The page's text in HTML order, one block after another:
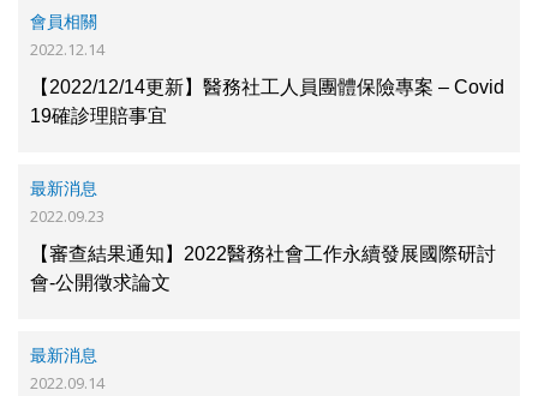
會員相關
【2022/12/14更新】醫務社工人員團體保險專案 – Covid
19確診理賠事宜
2022.12.14
最新消息
【審查結果通知】2022醫務社會工作永續發展國際研討
會-公開徵求論文
2022.09.23
最新消息
2022.09.14